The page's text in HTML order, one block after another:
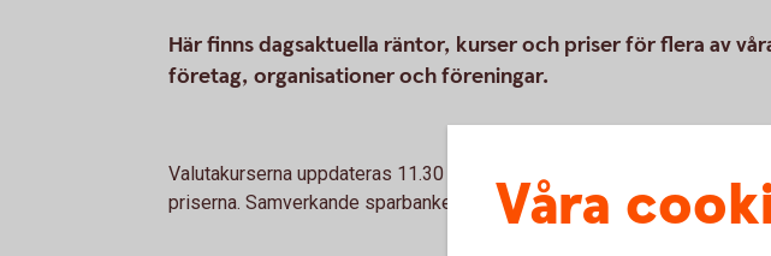
Här finns dagsaktuella räntor, kurser och priser för flera av
företag, organisationer och föreningar.
Valutakurserna uppdateras 11.30 varje dag. Banken förbehåller sig rätten
priserna. Samverkande sparbanker kan ha andra tjänster och villkor än
Våra